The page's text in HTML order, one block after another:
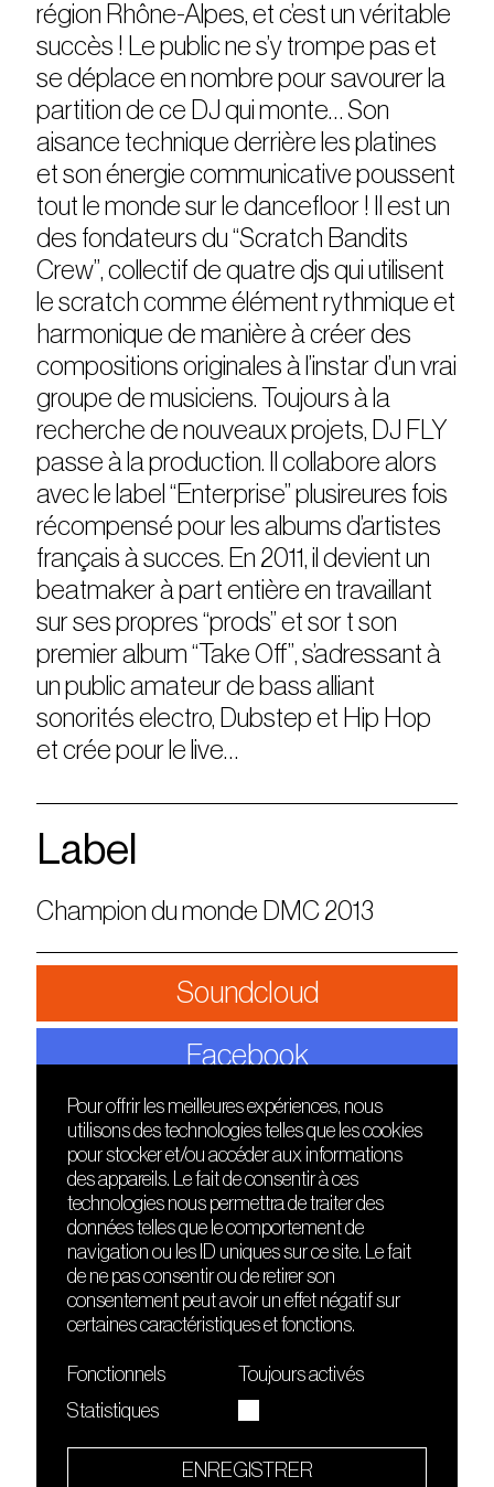
région Rhône-Alpes, et c’est un véritable
succès ! Le public ne s’y trompe pas et
se déplace en nombre pour savourer la
partition de ce DJ qui monte… Son
aisance technique derrière les platines
et son énergie communicative poussent
tout le monde sur le dancefloor ! Il est un
des fondateurs du “Scratch Bandits
Crew”, collectif de quatre djs qui utilisent
le scratch comme élément rythmique et
harmonique de manière à créer des
compositions originales à l’instar d’un vrai
groupe de musiciens. Toujours à la
recherche de nouveaux projets, DJ FLY
passe à la production. Il collabore alors
avec le label “Enterprise” plusireures fois
récompensé pour les albums d’artistes
français à succes. En 2011, il devient un
beatmaker à part entière en travaillant
sur ses propres “prods” et sor t son
premier album “Take Off”, s’adressant à
un public amateur de bass alliant
sonorités electro, Dubstep et Hip Hop
et crée pour le live…
Label
Champion du monde DMC 2013
Soundcloud
Facebook
DÉCOUVRIR
Le lieu
Contact
Presse
Cours de DJing
TMLAB
FRIENDS
Nuits sonores
HEAT
Hôtel71
La Gaîté Lyrique
Le Sucre fait partie de
Pour offrir les meilleures expériences, nous
utilisons des technologies telles que les cookies
pour stocker et/ou accéder aux informations
des appareils. Le fait de consentir à ces
technologies nous permettra de traiter des
données telles que le comportement de
navigation ou les ID uniques sur ce site. Le fait
de ne pas consentir ou de retirer son
consentement peut avoir un effet négatif sur
certaines caractéristiques et fonctions.
Fonctionnels
Toujours activés
Statistiques
ENREGISTRER